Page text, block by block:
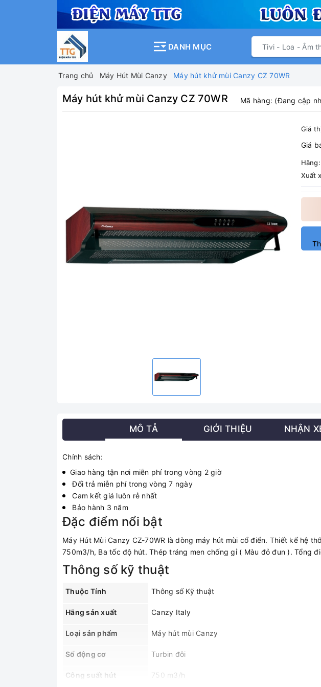
DANH MỤC
Trang chủ Máy Hút Mùi Canzy Máy hút khử mùi Canzy CZ 70WR
Máy hút khử mùi Canzy CZ 70WR Mã hàng: (Đang cập
Giá
Giá
Hãng:
Xuất
MÔ TẢ GIỚI THIỆU NHẬN
Chính sách:
Giao hàng tận nơi miễn phí trong vòng 2 giờ
Đổi trả miễn phí trong vòng 7 ngày
Cam kết giá luôn rẻ nhất
Bảo hành 3 năm
Đặc điểm nổi bật
Máy Hút Mùi Canzy CZ-70WR là dòng máy hút mùi cổ điển. Thiết kế hệ
750m3/h, Ba tốc độ hút. Thép tráng men chống gỉ ( Màu đỏ đun ). Tổng
Thông số kỹ thuật
Thuộc Tính Thông số Kỹ thuật
Hãng sản xuất Canzy Italy
Loại sản phẩm Máy hút mùi Canzy
Số động cơ Turbin đôi
Công suất hút 750 m3/h